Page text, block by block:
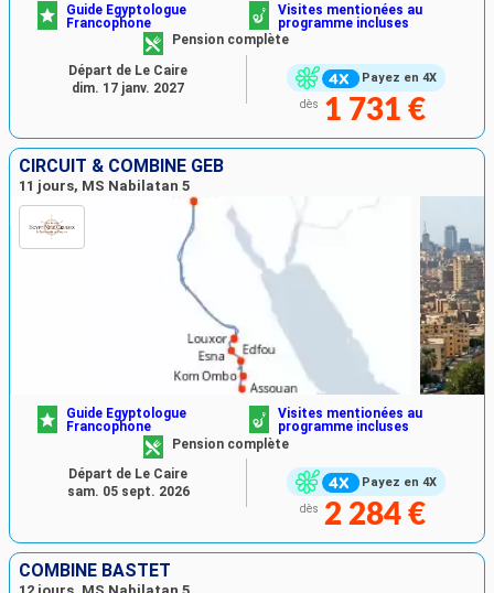
Payez en 4X
Guide Egyptologue
Francophone
Visites mentionées au
programme incluses
Pension complète
dès 1 731 €
Départ de Le Caire
dim. 17 janv. 2027
CIRCUIT & COMBINÉ GEB
11 jours, MS Nabilatan 5
Payez en 4X
Guide Egyptologue
Francophone
Visites mentionées au
programme incluses
Pension complète
dès 2 284 €
Départ de Le Caire
sam. 05 sept. 2026
COMBINÉ BASTET